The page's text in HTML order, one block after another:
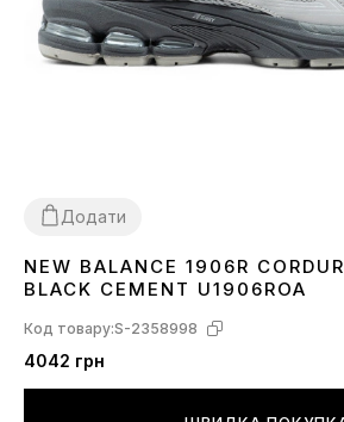
Додати
4041
NEW BALANCE 1906R
BLACK CEMENT U1906ROA
Код товару:S-2358998
4042 грн